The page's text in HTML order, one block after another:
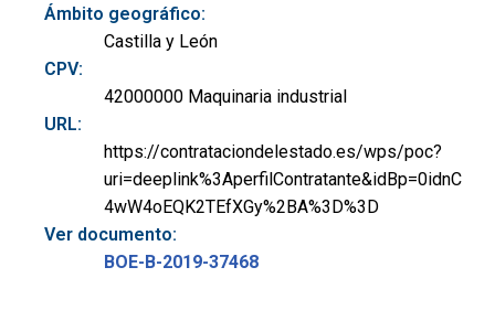
Ámbito geográfico:
Castilla y León
CPV:
42000000 Maquinaria industrial
URL:
https://contrataciondelestado.es/wps/poc?
uri=deeplink%3AperfilContratante&idBp=0idnC
4wW4oEQK2TEfXGy%2BA%3D%3D
Ver documento:
BOE-B-2019-37468